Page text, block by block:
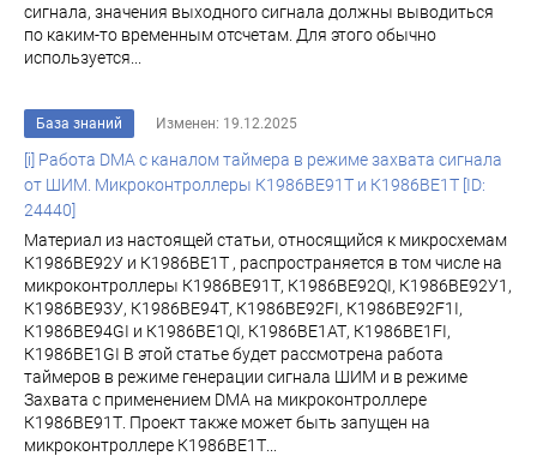
сигнала, значения выходного сигнала должны выводиться
по каким-то временным отсчетам. Для этого обычно
используется...
База знаний Изменен: 19.12.2025
[i] Работа DMA c каналом таймера в режиме захвата сигнала
от ШИМ. Микроконтроллеры К1986ВЕ91Т и К1986ВЕ1Т [ID:
24440]
Материал из настоящей статьи, относящийся к микросхемам
К1986ВЕ92У и К1986ВЕ1Т , распространяется в том числе на
микроконтроллеры К1986ВЕ91Т, К1986ВЕ92QI, К1986ВЕ92У1,
К1986ВЕ93У, К1986ВЕ94Т, К1986ВЕ92FI, К1986ВЕ92F1I,
К1986ВЕ94GI и К1986ВЕ1QI, К1986ВЕ1АТ, К1986ВЕ1FI,
К1986ВЕ1GI В этой статье будет рассмотрена работа
таймеров в режиме генерации сигнала ШИМ и в режиме
Захвата с применением DMA на микроконтроллере
К1986ВЕ91Т. Проект также может быть запущен на
микроконтроллере К1986ВЕ1Т...